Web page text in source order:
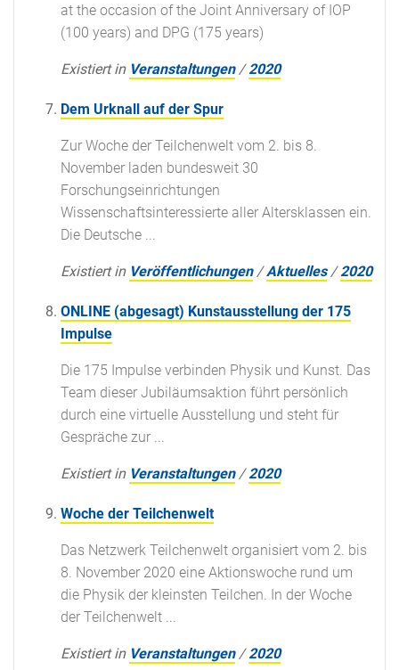
at the occasion of the Joint Anniversary of IOP
(100 years) and DPG (175 years)
Existiert in Veranstaltungen /2020
Dem Urknall auf der Spur
Zur Woche der Teilchenwelt vom 2. bis 8.
November laden bundesweit 30
Forschungseinrichtungen
Wissenschaftsinteressierte aller Altersklassen ein.
Die Deutsche ...
Existiert in Veröffentlichungen /Aktuelles /2020
ONLINE (abgesagt) Kunstausstellung der 175
Impulse
Die 175 Impulse verbinden Physik und Kunst. Das
Team dieser Jubiläumsaktion führt persönlich
durch eine virtuelle Ausstellung und steht für
Gespräche zur ...
Existiert in Veranstaltungen /2020
Woche der Teilchenwelt
Das Netzwerk Teilchenwelt organisiert vom 2. bis
8. November 2020 eine Aktionswoche rund um
die Physik der kleinsten Teilchen. In der Woche
der Teilchenwelt ...
Existiert in Veranstaltungen /2020